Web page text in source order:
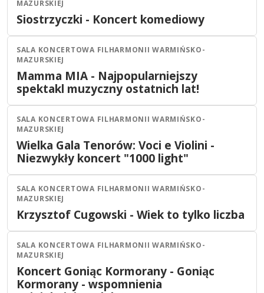
27 WRZ
2026 15:00
MAZURSKIEJ
Siostrzyczki - Koncert komediowy
Olsztyn Koncert
03 2026 20:00
SALA KONCERTOWA FILHARMONII WARMIŃSKO-
MAZURSKIEJ
Mamma MIA - Najpopularniejszy
spektakl muzyczny ostatnich lat!
Olsztyn Koncert
04 PAŹ
2026 20:00
SALA KONCERTOWA FILHARMONII WARMIŃSKO-
MAZURSKIEJ
Wielka Gala Tenorów: Voci e Violini -
Niezwykły koncert "1000 light"
Olsztyn Koncert
05 PAŹ
2026 19:00
SALA KONCERTOWA FILHARMONII WARMIŃSKO-
MAZURSKIEJ
Krzysztof Cugowski - Wiek to tylko liczba
Olsztyn Koncert
06 2026 19:00
SALA KONCERTOWA FILHARMONII WARMIŃSKO-
MAZURSKIEJ
Koncert Goniąc Kormorany - Goniąc
Kormorany - wspomnienia